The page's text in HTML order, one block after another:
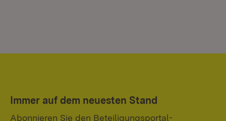
Immer auf dem neuesten Stand
Abonnieren Sie den Beteiligungsportal-